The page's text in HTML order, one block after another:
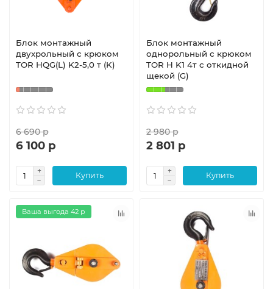
Блок монтажный
двухрольный с крюком
TOR HQG(L) K2-5,0 т (K)
6 690 р
6 100 р
Купить
Блок монтажный
однорольный с крюком
TOR H K1 4т с откидной
щекой (G)
2 980 р
2 801 р
Купить
Ваша выгода 42 р